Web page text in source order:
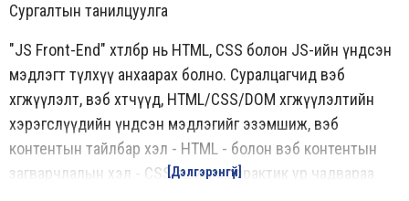
Сургалтын танилцуулга
"JS Front-End" хөтөлбөр нь HTML, CSS болон JS-ийн үндсэн
мэдлэгт түлхүү анхаарах болно. Суралцагчид вэб
хөгжүүлэлт, вэб хөтчүүд, HTML/CSS/DOM хөгжүүлэлтийн
хэрэгслүүдийн үндсэн мэдлэгийг эзэмшиж, вэб
контентын тайлбар хэл - HTML - болон вэб контентын
загварчлалын хэл - CSS ашиглах практик ур чадвараа
[Дэлгэрэнгүй]